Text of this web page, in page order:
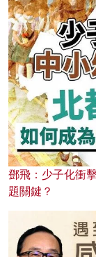
鄧飛：少子化衝
題關鍵？